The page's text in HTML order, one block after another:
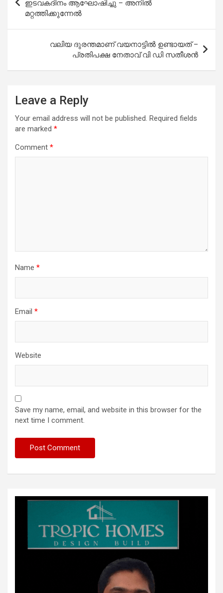
ഇടവകദിനം ആഘോഷിച്ചു – അനിൽ
മറ്റത്തിക്കുന്നേൽ
വലിയ ദുരന്തമാണ് വയനാട്ടിൽ ഉണ്ടായത് –
പ്രതിപക്ഷ നേതാവ് വി ഡി സതീശന്‍
Leave a Reply
Your email address will not be published. Required fields
are marked *
Comment *
Name *
Email *
Website
Save my name, email, and website in this browser for the
next time I comment.